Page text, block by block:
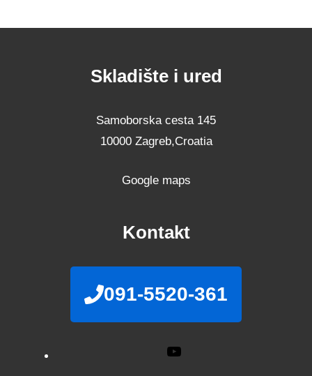
Skladište i ured
Samoborska cesta 145
10000 Zagreb,Croatia
Google maps
Kontakt
091-5520-361